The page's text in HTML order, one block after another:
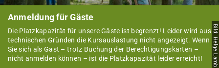
Anmeldung für Gäste
Die Platzkapazität für unsere Gäste ist begrenzt! Leider wird aus
technischen Gründen die Kursauslastung nicht angezeigt. Wenn
Sie sich als Gast – trotz Buchung der Berechtigungskarten –
nicht anmelden können – ist die Platzkapazität leider erreicht!
Bild: Helge Lamb